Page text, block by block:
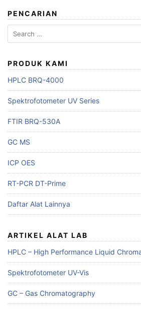
PENCARIAN
Search
for:
PRODUK KAMI
HPLC BRQ-4000
Spektrofotometer UV Series
FTIR BRQ-530A
GC MS
ICP OES
RT-PCR DT-Prime
Daftar Alat Lainnya
ARTIKEL ALAT LAB
HPLC – High Performance Liquid
Spektrofotometer UV-Vis
GC – Gas Chromatography